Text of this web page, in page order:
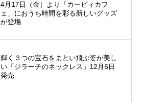
4月17日（金）より「カービィカフ
ェ」におうち時間を彩る新しいグッズ
が登場
輝く３つの宝石をまとい飛ぶ姿が美し
い「ジラーチのネックレス」12月6日
発売